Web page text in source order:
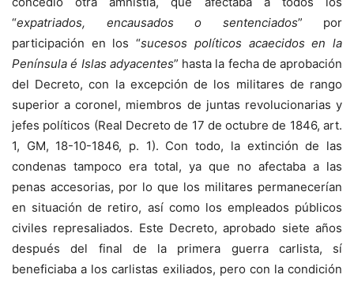
“expatriados, encausados o sentenciados” por
participación en los “sucesos políticos acaecidos en la
Península é Islas adyacentes” hasta la fecha de aprobación
del Decreto, con la excepción de los militares de rango
superior a coronel, miembros de juntas revolucionarias y
jefes políticos (Real Decreto de 17 de octubre de 1846, art.
1, GM, 18-10-1846, p. 1). Con todo, la extinción de las
condenas tampoco era total, ya que no afectaba a las
penas accesorias, por lo que los militares permanecerían
en situación de retiro, así como los empleados públicos
civiles represaliados. Este Decreto, aprobado siete años
después del final de la primera guerra carlista, sí
beneficiaba a los carlistas exiliados, pero con la condición